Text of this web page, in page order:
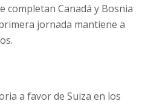
completan Canadá y Bosnia
jornada mantiene a
a favor de Suiza en los